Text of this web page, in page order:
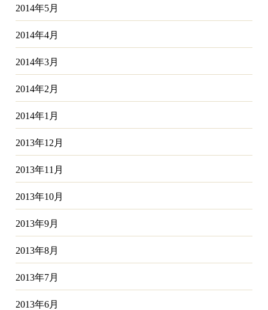
2014年5月
2014年4月
2014年3月
2014年2月
2014年1月
2013年12月
2013年11月
2013年10月
2013年9月
2013年8月
2013年7月
2013年6月